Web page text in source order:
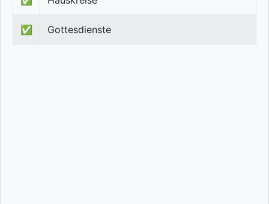
✅ Gottesdienste